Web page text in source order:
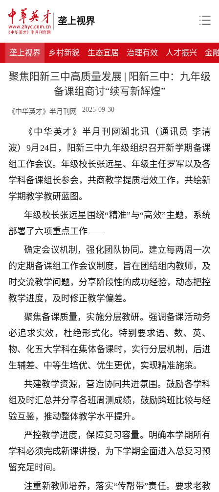
垄上视界
垄上视界 乡村新貌 生态宜居 治理有效 人才振兴 金
聚焦阳新三中高质量发展 | 阳新三中：九年级
备课组商讨“续写新辉煌”
《中华英才》半月刊网 2025-09-30
《中华英才》半月刊网湖北讯（通讯员 李清
波）9月24日，阳新三中九年级组织召开新学期备课
组工作会议。年级校长张远星、年级主任罗军以及各
学科备课组长参会，共商教学提质增效工作，共绘新
学期教学教研蓝图。
年级校长张远星围绕“精准”与“高效”主题，系统
部署了六项重点工作——
确定会议机制，强化团队协同。建立每两周一次
的定期备课组工作会议制度，旨在团结组内教师，及
时交流教学问题，分享阶段性的成功经验，动态把控
教学进度，及时修正教学偏差。
聚焦备课质量，实施分层教研。强调备课活动务
必追求实效，杜绝形式化。特别要求语、数、英、
物、化五大学科在集体备课时，实行分层机制，后进
生辅差、中等生培优、优生更优，实现精准施策。
共建教学资源，营造协同共进氛围。鼓励各学科
组及时汇总并分享各班周测成绩，鼓励跨班比较与经
验互鉴，推动整体教学水平提升。
严控教学进度，保障复习容量。明确本学期所有
学科必须完成新课讲授，为下学期全面进入总复习预
留充足时间。
注重新教师培养，落实“传帮带”责任。要求老教